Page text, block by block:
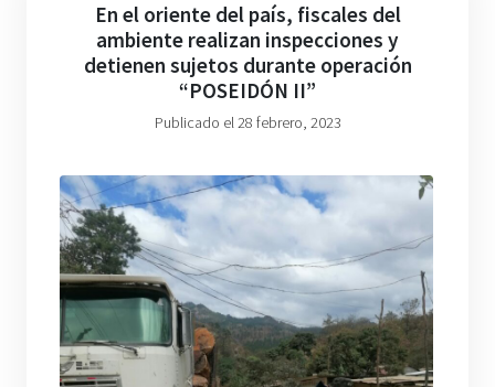
En el oriente del país, fiscales del
ambiente realizan inspecciones y
detienen sujetos durante operación
“POSEIDÓN II”
Publicado el 28 febrero, 2023